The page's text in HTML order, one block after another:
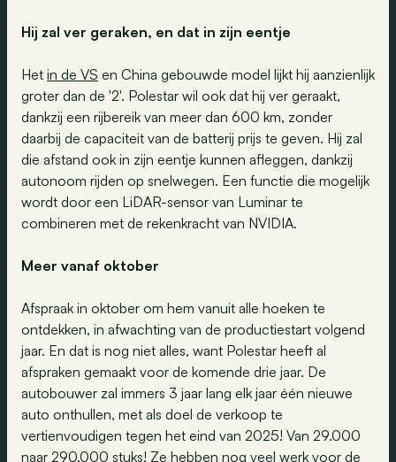
Hij zal ver geraken, en dat in zijn eentje
Het in de VS en China gebouwde model lijkt hij aanzienlijk
groter dan de '2'. Polestar wil ook dat hij ver geraakt,
dankzij een rijbereik van meer dan 600 km, zonder
daarbij de capaciteit van de batterij prijs te geven. Hij zal
die afstand ook in zijn eentje kunnen afleggen, dankzij
autonoom rijden op snelwegen. Een functie die mogelijk
wordt door een LiDAR-sensor van Luminar te
combineren met de rekenkracht van NVIDIA.
Meer vanaf oktober
Afspraak in oktober om hem vanuit alle hoeken te
ontdekken, in afwachting van de productiestart volgend
jaar. En dat is nog niet alles, want Polestar heeft al
afspraken gemaakt voor de komende drie jaar. De
autobouwer zal immers 3 jaar lang elk jaar één nieuwe
auto onthullen, met als doel de verkoop te
vertienvoudigen tegen het eind van 2025! Van 29.000
naar 290.000 stuks! Ze hebben nog veel werk voor de